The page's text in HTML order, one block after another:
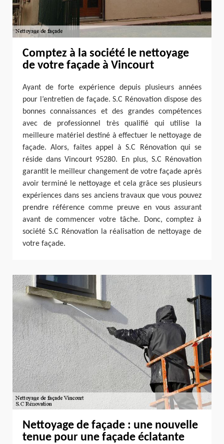
Comptez à la société le nettoyage
de votre façade à Vincourt
Ayant de forte expérience depuis plusieurs années
pour l’entretien de façade. S.C Rénovation dispose des
bonnes connaissances et des grandes compétences
avec de professionnel très qualifié qui utilise la
meilleure matériel destiné à effectuer le nettoyage de
façade. Alors, faites appel à S.C Rénovation qui se
réside dans Vincourt 95280. En plus, S.C Rénovation
garantit le meilleur changement de votre façade après
avoir terminé le nettoyage et cela grâce ses plusieurs
expériences dans ses anciens travaux que vous pouvez
prendre référence comme preuve en vous assurant
avant de commencer votre tâche. Donc, comptez à
société S.C Rénovation la réalisation de nettoyage de
votre façade.
Nettoyage de façade : une nouvelle
tenue pour une façade éclatante